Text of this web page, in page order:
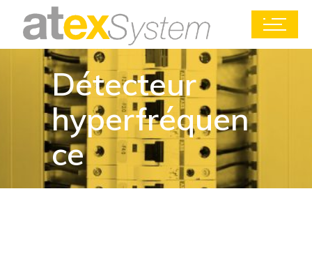
Détecteur
hyperfréquen
ce